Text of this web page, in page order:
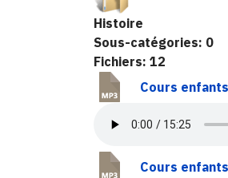
Histoire
Sous-catégories: 0
Fichiers: 12
Cours
Cours